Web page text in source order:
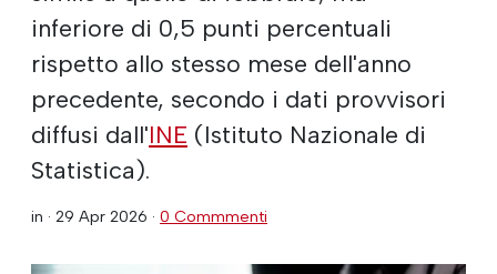
inferiore di 0,5 punti percentuali
rispetto allo stesso mese dell'anno
precedente, secondo i dati provvisori
diffusi dall'INE (Istituto Nazionale di
Statistica).
in · 29 Apr 2026 · 0 Commmenti